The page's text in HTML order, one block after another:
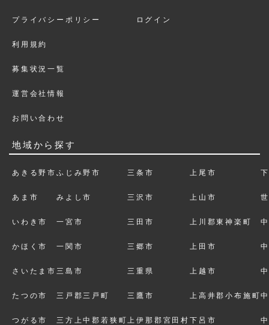
プライバシーポリシー
利用規約
募集状況一覧
運営会社情報
お問い合わせ
ログイン
地域から探す
あきる野市
あま市
いわき市
かほく市
さいたま市
たつの市
つがる市
ふじみ野市
みよし市
一宮市
一関市
三島市
三戸郡三戸町
三方上中郡若狭町
三条市
三沢市
三田市
三郷市
三重県
三鷹市
上伊那郡宮田村
上尾市
上山市
上川郡東神楽町
上田市
上越市
上高井郡小布施町
下呂市